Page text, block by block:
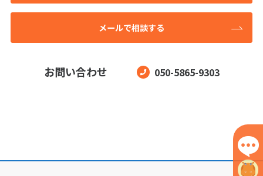
メールで相談する
お問い合わせ 050-5865-9303